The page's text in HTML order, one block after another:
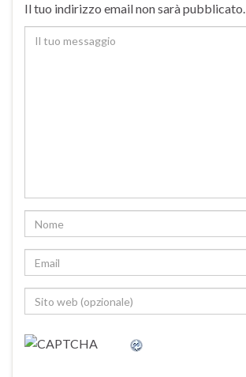
Il tuo indirizzo email non sarà pubblicato.